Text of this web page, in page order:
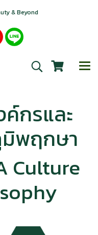
& Beyond
กรและ
พฤกษา
Culture